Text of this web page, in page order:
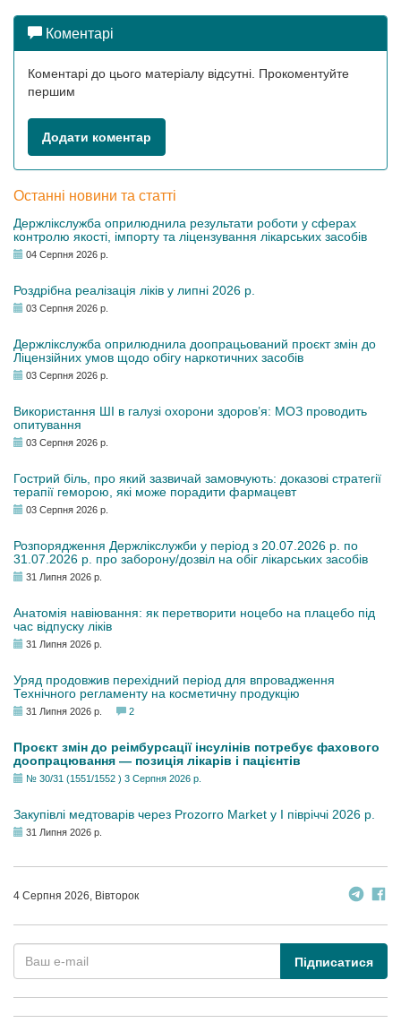
Коментарі
Коментарі до цього матеріалу відсутні. Прокоментуйте
першим
Додати коментар
Останні новини та статті
Держлікслужба оприлюднила результати роботи у сферах
контролю якості, імпорту та ліцензування лікарських засобів
04 Серпня 2026 р.
Роздрібна реалізація ліків у липні 2026 р.
03 Серпня 2026 р.
Держлікслужба оприлюднила доопрацьований проєкт змін до
Ліцензійних умов щодо обігу наркотичних засобів
03 Серпня 2026 р.
Використання ШІ в галузі охорони здоров’я: МОЗ проводить
опитування
03 Серпня 2026 р.
Гострий біль, про який зазвичай замовчують: доказові стратегії
терапії геморою, які може порадити фармацевт
03 Серпня 2026 р.
Розпорядження Держлікслужби у період з 20.07.2026 р. по
31.07.2026 р. про заборону/дозвіл на обіг лікарських засобів
31 Липня 2026 р.
Анатомія навіювання: як перетворити ноцебо на плацебо під
час відпуску ліків
31 Липня 2026 р.
Уряд продовжив перехідний період для впровадження
Технічного регламенту на косметичну продукцію
31 Липня 2026 р. 2
Проєкт змін до реімбурсації інсулінів потребує фахового
доопрацювання — позиція лікарів і пацієнтів
№ 30/31 (1551/1552 ) 3 Серпня 2026 р.
Закупівлі медтоварів через Prozorro Market у I півріччі 2026 р.
31 Липня 2026 р.
4 Серпня 2026, Вівторок
Підписатися